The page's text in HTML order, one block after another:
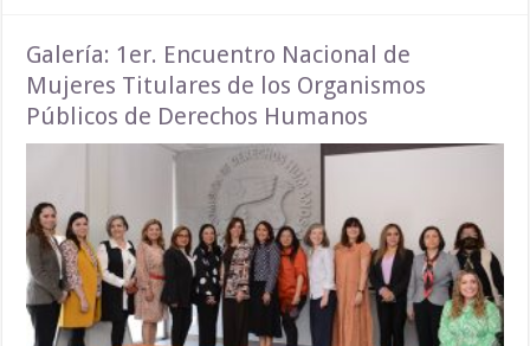
Galería: 1er. Encuentro Nacional de
Mujeres Titulares de los Organismos
Públicos de Derechos Humanos